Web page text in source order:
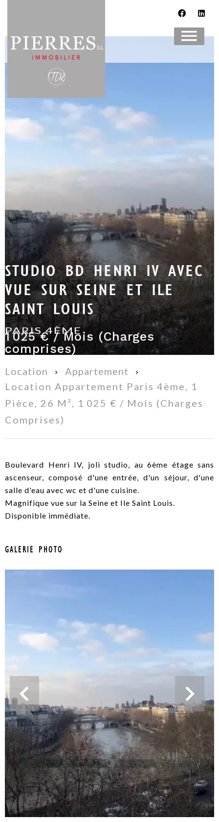
STUDIO BD HENRI IV AVEC
VUE SUR SEINE ET ILE
SAINT LOUIS
PARIS 4ÈME
1 025 € / Mois (Charges
comprises)
Location
Appartement
Location Appartement Paris 4ème, 1
Pièce, 26 M², 1 025 € / Mois (Charges
Comprises)
Boulevard Henri IV, joli studio, au 6ème étage sans
ascenseur, composé d'une entrée, d'un séjour, d'une
salle d'eau avec wc et d'une cuisine.
Magnifique vue sur la Seine et Ile Saint Louis.
Disponible immédiate.
GALERIE PHOTO